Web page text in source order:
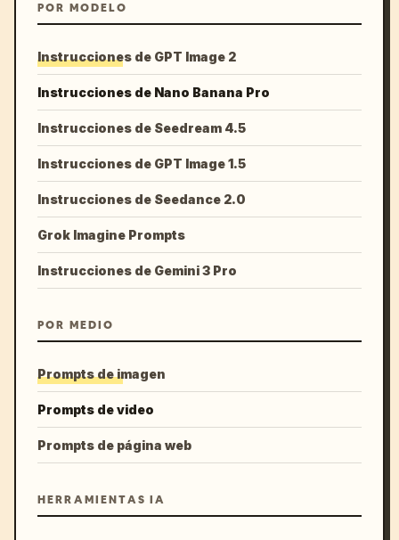
POR MODELO
Instrucciones de GPT Image 2
Instrucciones de Nano Banana Pro
Instrucciones de Seedream 4.5
Instrucciones de GPT Image 1.5
Instrucciones de Seedance 2.0
Grok Imagine Prompts
Instrucciones de Gemini 3 Pro
POR MEDIO
Prompts de imagen
Prompts de video
Prompts de página web
HERRAMIENTAS IA